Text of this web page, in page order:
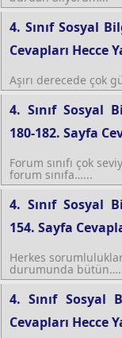
4. Sınıf Sosyal
Cevapları Hecce
Aşırı derecede çok
4. Sınıf Sosyal
180-182. Sayfa
Forum sınıfı çok
forum sınıfa…...
4. Sınıf Sosyal
154. Sayfa
Herkes
durumunda
4. Sınıf Sosyal
Cevapları Hecce